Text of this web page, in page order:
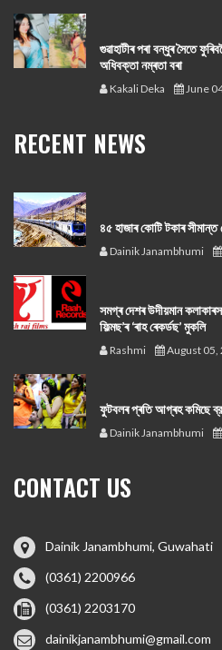
গুৱাহাটীৰ পৰা বন্ধুৰ সৈতে
অধিবক্তা নম্ৰতা বৰা
Kakali Deka June
RECENT NEWS
৪৫ হাজাৰ কোটি টকাৰ সীমান্ত
Dainik Janambhumi
সমগ্ৰ দেশৰ উদীয়মান
ফিল্মছ’ৰ ‘ৰাহ ৰেকৰ্ডছ’ মুকলি
Rashmi August 05,
ফুটবলৰ প্ৰতি আগ্ৰহ কমিছে
Dainik Janambhumi
CONTACT US
Dainik Janambhumi, Guwahati
(0361) 2200966
(0361) 2203170
dainikjanambhumi@gmail.com